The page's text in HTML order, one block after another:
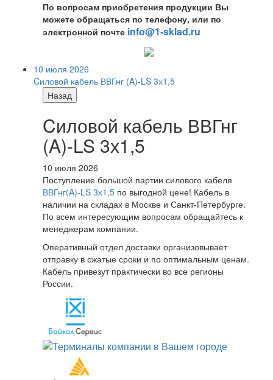
По вопросам приобретения продукции Вы
можете обращаться по телефону, или по
электронной почте info@1-sklad.ru
10 июля 2026
Cиловой кабель ВВГнг (A)-LS 3х1,5
Назад
Cиловой кабель ВВГнг
(A)-LS 3х1,5
10 июля 2026
Поступление большой партии силового кабеля
ВВГнг(A)-LS 3х1,5 по выгодной цене! Кабель в
наличии на складах в Москве и Санкт-Петербурге.
По всем интересующим вопросам обращайтесь к
менеджерам компании.
Оперативный отдел доставки организовывает
отправку в сжатые сроки и по оптимальным ценам.
Кабель привезут практически во все регионы
России.